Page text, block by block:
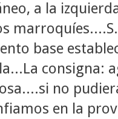
a la
base
consigna:
no
en la